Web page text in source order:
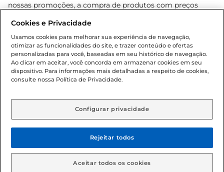
nossas promoções, a compra de produtos com preços
cliente. Os preços, ofertas e condições são exclusivos para
o e-commerce e válidos durante o dia de hoje, podendo
sofrer alterações sem prévia notificação. Proibida a venda
de bebidas alcoólicas para menores de 18 anos, conforme
Lei n.º 8069/90, art. 81, inciso II (Estatuto da Criança e do
Adolescente). Preços e condições exclusivos para o
aviso prévio. O valor mínimo para as compras on-line é de
© 2026 Copyright. Todos os direitos
reservados Gbarbosa.
Cookies e Privacidade
Usamos cookies para melhorar sua experiência de navegação,
otimizar as funcionalidades do site, e trazer conteúdo e ofertas
personalizadas para você, baseadas em seu histórico de navegação.
Ao clicar em aceitar, você concorda em armazenar cookies em seu
dispositivo. Para informações mais detalhadas a respeito de cookies,
consulte nossa Política de Privacidade.
Configurar privacidade
Rejeitar todos
Aceitar todos os cookies